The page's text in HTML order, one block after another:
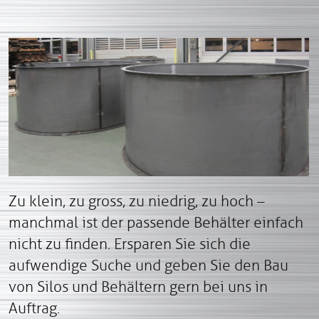
Zu klein, zu gross, zu niedrig, zu hoch –
manchmal ist der passende Behälter einfach
nicht zu finden. Ersparen Sie sich die
aufwendige Suche und geben Sie den Bau
von Silos und Behältern gern bei uns in
Auftrag.